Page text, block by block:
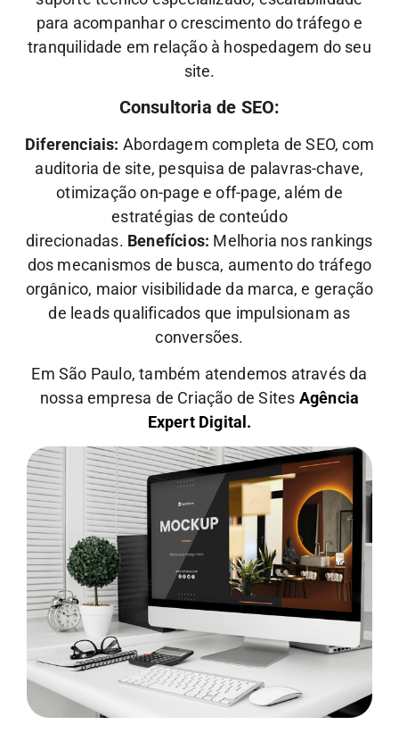
para acompanhar o crescimento do tráfego e
tranquilidade em relação à hospedagem do seu
site.
Consultoria de SEO:
Diferenciais: Abordagem completa de SEO, com
auditoria de site, pesquisa de palavras-chave,
otimização on-page e off-page, além de
estratégias de conteúdo
direcionadas. Benefícios: Melhoria nos rankings
dos mecanismos de busca, aumento do tráfego
orgânico, maior visibilidade da marca, e geração
de leads qualificados que impulsionam as
conversões.
Em São Paulo, também atendemos através da
nossa empresa de Criação de Sites Agência
Expert Digital.